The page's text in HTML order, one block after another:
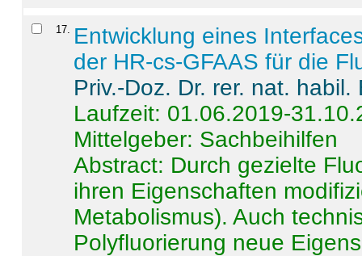
17
Entwicklung eines
der HR-cs-GFAAS für die
Priv.-Doz. Dr. rer. nat.
Laufzeit: 01.06.2019-
Mittelgeber: Sachbeihilfen
Abstract: Durch gezielte
ihren Eigenschaften
Metabolismus). Auch
Polyfluorierung neue